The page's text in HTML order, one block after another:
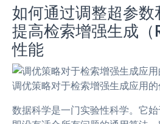
k m p
如何通过调整超参
提高检索增强生成（
性能
调优策略对于检索增强生成应用
数据科学是一门实验性科学。它始